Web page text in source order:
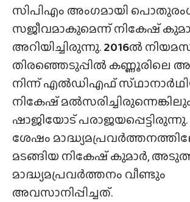
സിപിഎം അംഗമായി
സജീവമാകുമെന്ന് നികേഷ്
അറിയിച്ചിരുന്നു.2016ൽ
തിരഞ്ഞെടുപ്പിൽ കണ്ണൂരിലെ
നിന്ന് എൽഡിഎഫ്
നികേഷ്
ഷാജിയോട്
ശേഷം
മടങ്ങിയ നികേഷ് കുമാർ,
മാദ്ധ്യമപ്രവർത്തനം വീണ്ടും
അവസാനിപ്പിച്ചത്.